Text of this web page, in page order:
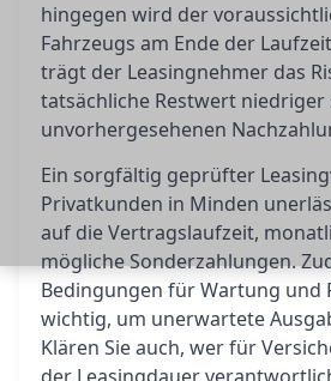
hingegen wird der
Fahrzeugs am Ende der
trägt der Leasingnehmer das
tatsächliche Restwert niedriger
unvorhergesehenen
Ein sorgfältig geprüfter
Privatkunden in Minden
auf die Vertragslaufzeit,
mögliche Sonderzahlungen.
Bedingungen für Wartung und
wichtig, um unerwartete
Klären Sie auch, wer für